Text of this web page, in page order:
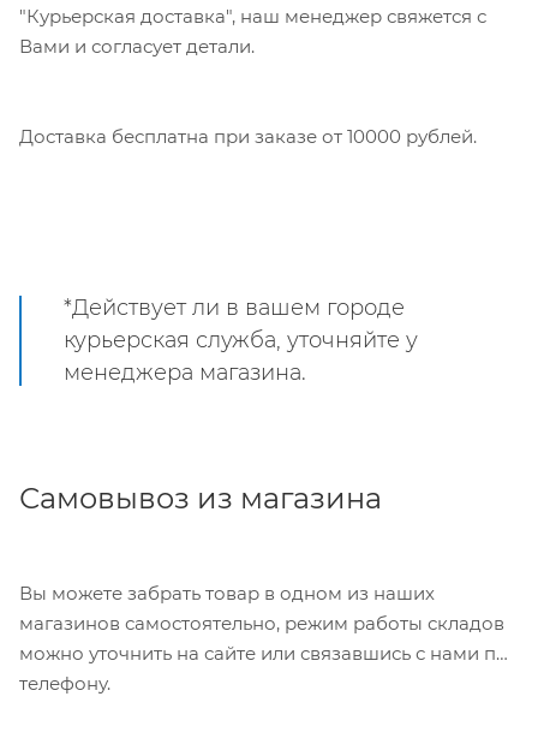
"Курьерская доставка", наш менеджер свяжется с
Вами и согласует детали.
Доставка бесплатна при заказе от 10000 рублей.
*Действует ли в вашем городе
курьерская служба, уточняйте у
менеджера магазина.
Самовывоз из магазина
Вы можете забрать товар в одном из наших
магазинов самостоятельно, режим работы складов
можно уточнить на сайте или связавшись с нами по
телефону.